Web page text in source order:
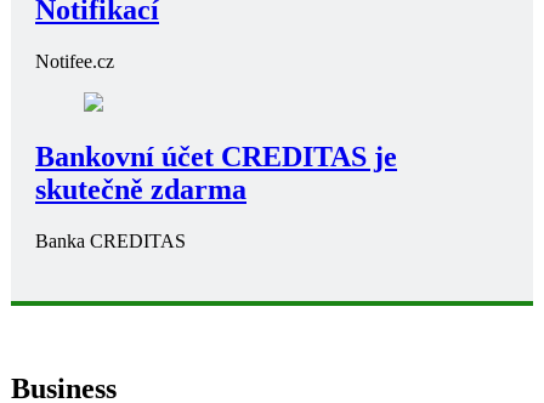
Notifikací
Notifee.cz
Bankovní účet CREDITAS je
skutečně zdarma
Banka CREDITAS
Business